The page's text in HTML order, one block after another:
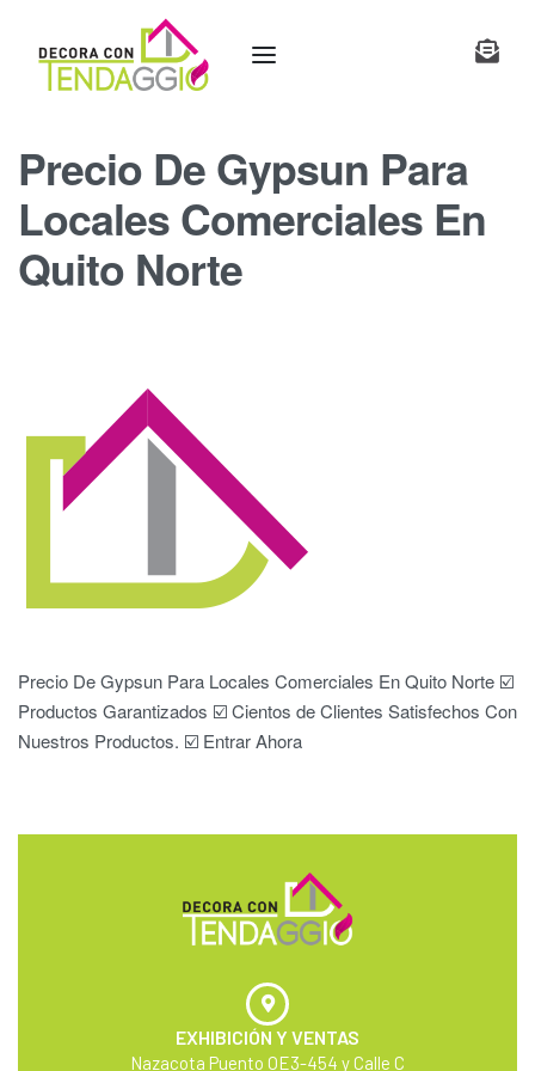
Precio De Gypsun Para
Locales Comerciales En
Quito Norte
Precio De Gypsun Para Locales Comerciales En Quito Norte ☑️
Productos Garantizados ☑️ Cientos de Clientes Satisfechos Con
Nuestros Productos. ☑️ Entrar Ahora
EXHIBICIÓN Y VENTAS
Nazacota Puento OE3-454 y Calle C